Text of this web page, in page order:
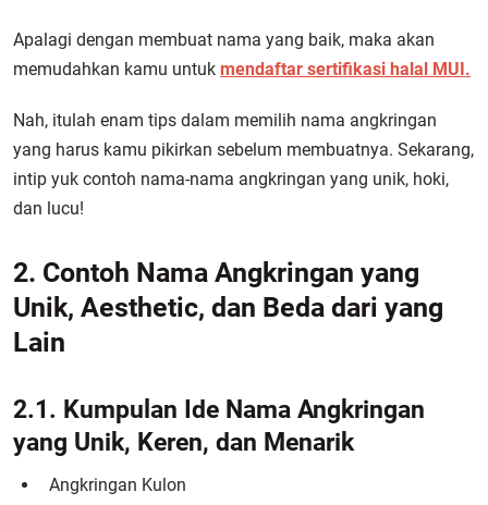
Apalagi dengan membuat nama yang baik, maka akan
memudahkan kamu untuk mendaftar sertifikasi halal MUI.
Nah, itulah enam tips dalam memilih nama angkringan
yang harus kamu pikirkan sebelum membuatnya. Sekarang,
intip yuk contoh nama-nama angkringan yang unik, hoki,
dan lucu!
2. Contoh Nama Angkringan yang
Unik, Aesthetic, dan Beda dari yang
Lain
2.1. Kumpulan Ide Nama Angkringan
yang Unik, Keren, dan Menarik
Angkringan Kulon